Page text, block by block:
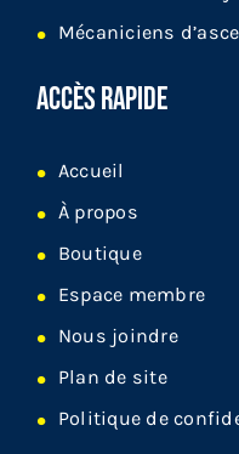
Mécaniciens
ACCÈS RAPIDE
Accueil
À propos
Boutique
Espace membre
Nous joindre
Plan de site
Politique de